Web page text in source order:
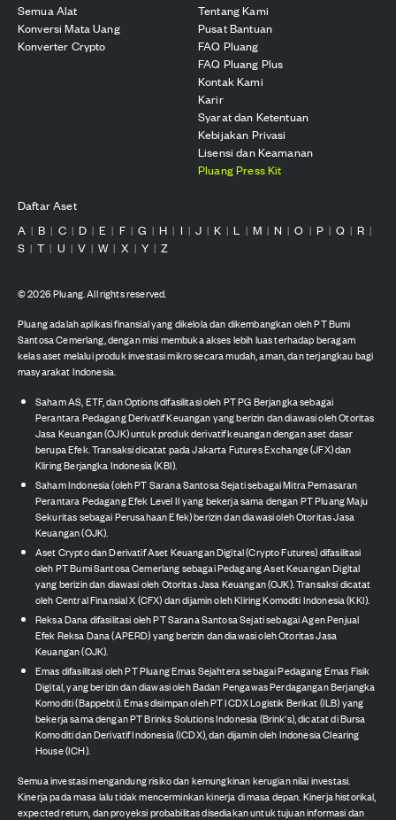
Semua Alat
Konversi Mata Uang
Konverter Crypto
Tentang Kami
Pusat Bantuan
FAQ Pluang
FAQ Pluang Plus
Kontak Kami
Karir
Syarat dan Ketentuan
Kebijakan Privasi
Lisensi dan Keamanan
Pluang Press Kit
Daftar Aset
A | B | C | D | E | F | G | H | I | J | K | L | M | N | O | P | Q | R |
S | T | U | V | W | X | Y | Z
©2026Pluang. All rights reserved.
Pluang adalah aplikasi finansial yang dikelola dan dikembangkan oleh PT Bumi
Santosa Cemerlang, dengan misi membuka akses lebih luas terhadap beragam
kelas aset melalui produk investasi mikro secara mudah, aman, dan terjangkau bagi
masyarakat Indonesia.
Saham AS, ETF, dan Options difasilitasi oleh PT PG Berjangka sebagai
Perantara Pedagang Derivatif Keuangan yang berizin dan diawasi oleh Otoritas
Jasa Keuangan (OJK) untuk produk derivatif keuangan dengan aset dasar
berupa Efek. Transaksi dicatat pada Jakarta Futures Exchange (JFX) dan
Kliring Berjangka Indonesia (KBI).
Saham Indonesia (oleh PT Sarana Santosa Sejati sebagai Mitra Pemasaran
Perantara Pedagang Efek Level II yang bekerja sama dengan PT Pluang Maju
Sekuritas sebagai Perusahaan Efek) berizin dan diawasi oleh Otoritas Jasa
Keuangan (OJK).
Aset Crypto dan Derivatif Aset Keuangan Digital (Crypto Futures) difasilitasi
oleh PT Bumi Santosa Cemerlang sebagai Pedagang Aset Keuangan Digital
yang berizin dan diawasi oleh Otoritas Jasa Keuangan (OJK). Transaksi dicatat
oleh Central Finansial X (CFX) dan dijamin oleh Kliring Komoditi Indonesia (KKI).
Reksa Dana difasilitasi oleh PT Sarana Santosa Sejati sebagai Agen Penjual
Efek Reksa Dana (APERD) yang berizin dan diawasi oleh Otoritas Jasa
Keuangan (OJK).
Emas difasilitasi oleh PT Pluang Emas Sejahtera sebagai Pedagang Emas Fisik
Digital, yang berizin dan diawasi oleh Badan Pengawas Perdagangan Berjangka
Komoditi (Bappebti). Emas disimpan oleh PT ICDX Logistik Berikat (ILB) yang
bekerja sama dengan PT Brinks Solutions Indonesia (Brink's), dicatat di Bursa
Komoditi dan Derivatif Indonesia (ICDX), dan dijamin oleh Indonesia Clearing
House (ICH).
Semua investasi mengandung risiko dan kemungkinan kerugian nilai investasi.
Kinerja pada masa lalu tidak mencerminkan kinerja di masa depan. Kinerja historikal,
expected return, dan proyeksi probabilitas disediakan untuk tujuan informasi dan